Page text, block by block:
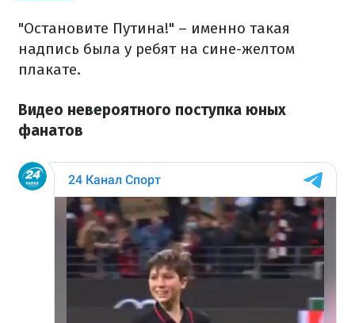
"Остановите Путина!" – именно такая
надпись была у ребят на сине-желтом
плакате.
Видео невероятного поступка юных
фанатов